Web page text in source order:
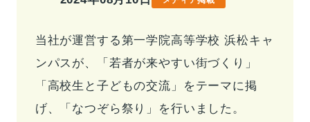
会社概要
お問い合わせトップ
採用情報
当社が運営する第一学院高等学校 浜松キャ
ンパスが、「若者が来やすい街づくり」
「高校生と子どもの交流」をテーマに掲
げ、「なつぞら祭り」を行いました。